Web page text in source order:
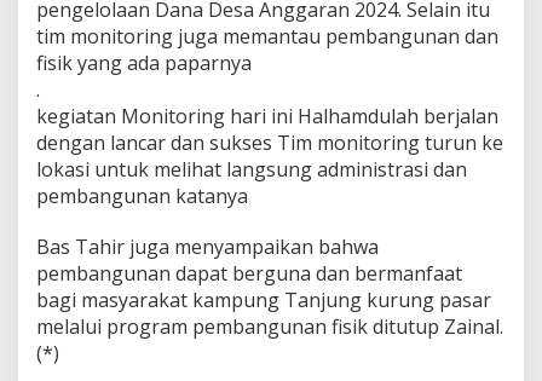
pengelolaan Dana Desa Anggaran 2024. Selain itu
tim monitoring juga memantau pembangunan dan
fisik yang ada paparnya
.
kegiatan Monitoring hari ini Halhamdulah berjalan
dengan lancar dan sukses Tim monitoring turun ke
lokasi untuk melihat langsung administrasi dan
pembangunan katanya
Bas Tahir juga menyampaikan bahwa
pembangunan dapat berguna dan bermanfaat
bagi masyarakat kampung Tanjung kurung pasar
melalui program pembangunan fisik ditutup Zainal.
(*)